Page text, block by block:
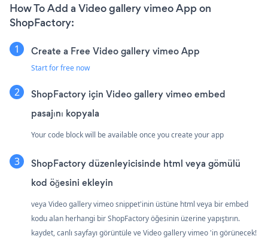
How To Add a Video gallery vimeo App on
ShopFactory:
Create a Free Video gallery vimeo App
Start for free now
ShopFactory için Video gallery vimeo embed
pasajını kopyala
Your code block will be available once you create your app
ShopFactory düzenleyicisinde html veya gömülü
kod öğesini ekleyin
veya Video gallery vimeo snippet'inin üstüne html veya bir embed
kodu alan herhangi bir ShopFactory öğesinin üzerine yapıştırın.
kaydet, canlı sayfayı görüntüle ve Video gallery vimeo 'in görünecek!